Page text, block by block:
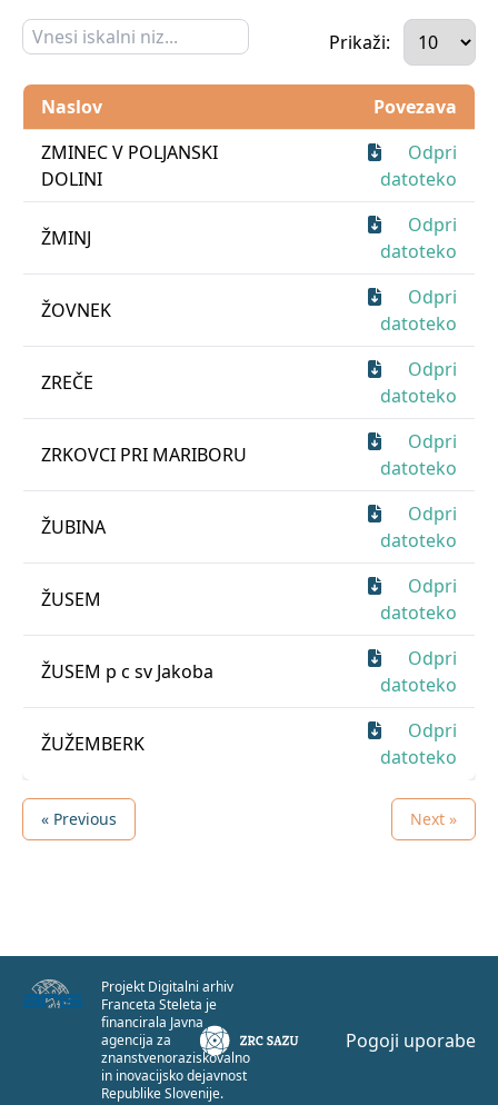
Prikaži:
Naslov
Povezava
ZMINEC V POLJANSKI
DOLINI
Odpri
datoteko
ŽMINJ
Odpri
datoteko
ŽOVNEK
Odpri
datoteko
ZREČE
Odpri
datoteko
ZRKOVCI PRI MARIBORU
Odpri
datoteko
ŽUBINA
Odpri
datoteko
ŽUSEM
Odpri
datoteko
ŽUSEM p c sv Jakoba
Odpri
datoteko
ŽUŽEMBERK
Odpri
datoteko
« Previous Next »
Projekt Digitalni arhiv
Franceta Steleta je
financirala Javna
agencija za
znanstvenoraziskovalno
in inovacijsko dejavnost
Republike Slovenije.
Pogoji uporabe